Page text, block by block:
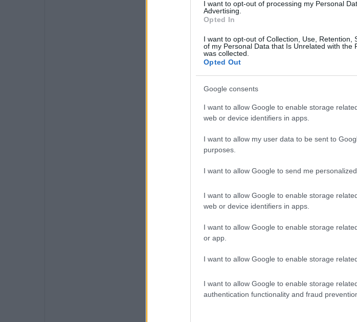
I want to opt-out of processing my Personal
Advertising.
Opted In
I want to opt-out of Collection, Use, Retention,
of my Personal Data that Is Unrelated with the
was collected.
Opted Out
Google consents
I want to allow Google to enable storage
web or device identifiers in apps.
I want to allow my user data to be sent to
purposes.
I want to allow Google to send me
I want to allow Google to enable storage
web or device identifiers in apps.
I want to allow Google to enable storage
or app.
I want to allow Google to enable storage
I want to allow Google to enable storage
authentication functionality and fraud